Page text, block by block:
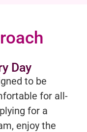
Day
to be
for all-
for a
enjoy the